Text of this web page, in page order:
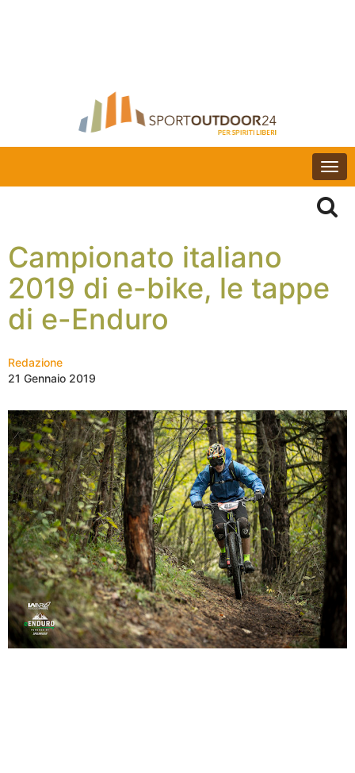
Campionato italiano
2019 di e-bike, le tappe
di e-Enduro
Redazione
21 Gennaio 2019